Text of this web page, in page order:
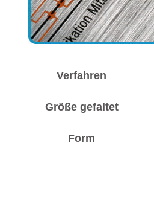
Verfahren
Größe gefaltet
Form